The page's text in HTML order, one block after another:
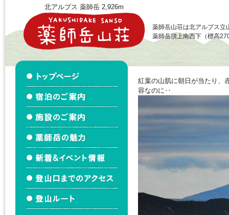
北アルプス 薬師岳 2,926m
薬師岳山荘は北アルプス立
薬師岳頂上南西下（標高
紅葉の山肌に朝日が当たり、
容なのに‥